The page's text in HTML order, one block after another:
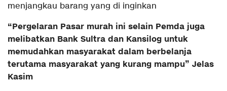
menjangkau barang yang di inginkan
“Pergelaran Pasar murah ini selain Pemda juga
melibatkan Bank Sultra dan Kansilog untuk
memudahkan masyarakat dalam berbelanja
terutama masyarakat yang kurang mampu” Jelas
Kasim